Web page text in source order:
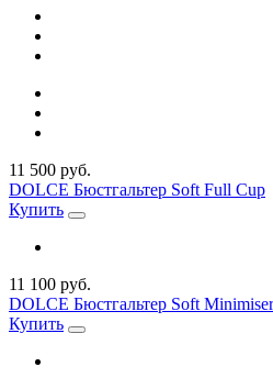
11 500 руб.
DOLCE Бюстгальтер Soft Full Cup
Купить
11 100 руб.
DOLCE Бюстгальтер Soft Minimiser
Купить